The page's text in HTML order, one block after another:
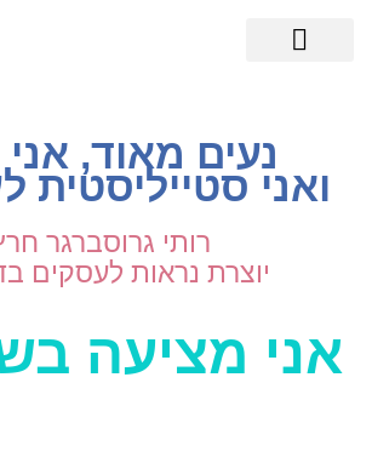
נעים מאוד, אני
ואני סטייליסטית
רותי גרוסברגר
יוצרת נראות לעסקים
אני מציעה